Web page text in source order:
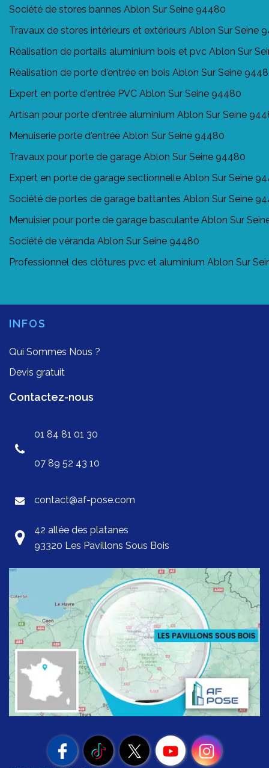
Société de stores bannes Ablon Sur Seine 94480
Travaux de stores intérieurs et extérieurs Ablon Sur Seine
Réalisation de portails aluminium bois et pvc Ablon Sur
Réalisation de porte d'entrée en bois Ablon Sur Seine
Expert en porte d'entrée PVC Ablon Sur Seine 94480
Artisan pour porte d'entrée aluminium Ablon Sur Seine
Menuiserie porte d'entrée Ablon Sur Seine 94480
Travaux pour porte de garage Ablon Sur Seine 94480
Expert en porte de garage sectionnelle Ablon Sur Seine
Société de portes de garage battantes Ablon Sur Seine
Menuisier pour porte de garage basculante Ablon Sur
Société de véranda Ablon Sur Seine 94480
Professionnel des clôtures pvc et aluminium Ablon Sur
INFOS
Qui Sommes Nous ?
Devis gratuit
Contactez-nous
01 84 81 01 30
07 89 52 43 10
contact@af-pose.com
42 allée des platanes
93320 Les Pavillons Sous Bois